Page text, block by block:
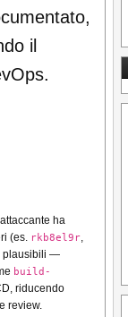
il
ha
(es. rkb8el9r,
plausibili —
build-
riducendo
review.